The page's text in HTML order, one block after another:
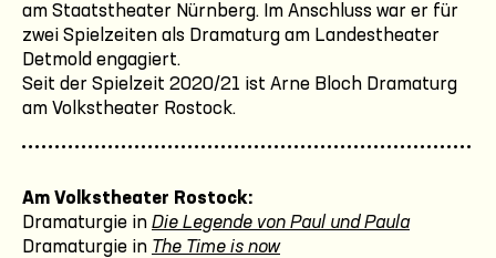
am Staatstheater Nürnberg. Im Anschluss war er für
zwei Spielzeiten als Dramaturg am Landestheater
Detmold engagiert.
Seit der Spielzeit 2020/21 ist Arne Bloch Dramaturg
am Volkstheater Rostock.
Am Volkstheater Rostock:
Dramaturgie in Die Legende von Paul und Paula
Dramaturgie in The Time is now